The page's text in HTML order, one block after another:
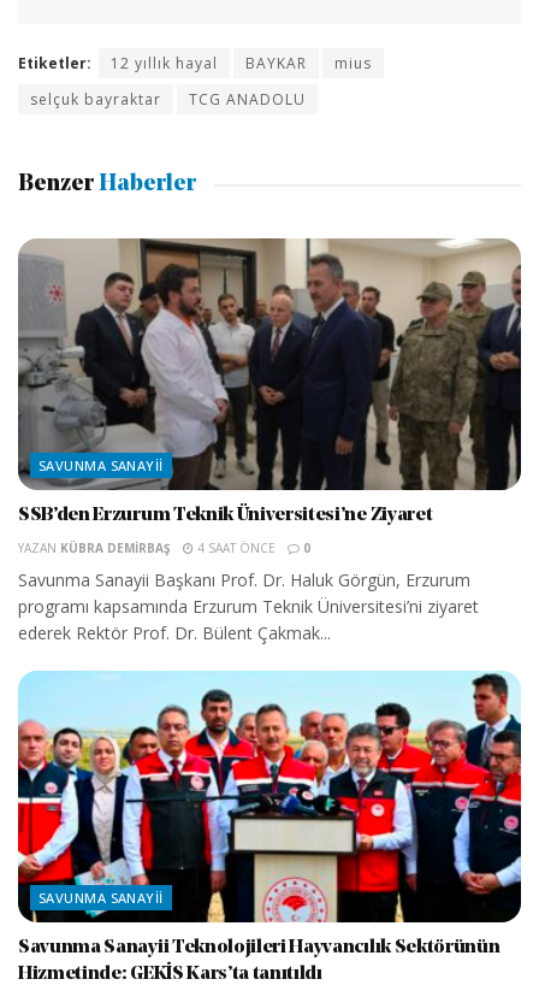
Etiketler: 12 yıllık hayal BAYKAR
mius
selçuk bayraktar
TCG ANADOLU
Benzer Haberler
SAVUNMA SANAYII
SSB’den Erzurum Teknik Üniversitesi’ne Ziyaret
YAZAN KÜBRA DEMIRBAŞ 4 SAAT ÖNCE 0
Savunma Sanayii Başkanı Prof. Dr. Haluk Görgün, Erzurum
programı kapsamında Erzurum Teknik Üniversitesi’ni ziyaret
ederek Rektör Prof. Dr. Bülent Çakmak...
SAVUNMA SANAYII
Savunma Sanayii Teknolojileri Hayvancılık Sektörünün
Hizmetinde: GEKİS Kars’ta tanıtıldı